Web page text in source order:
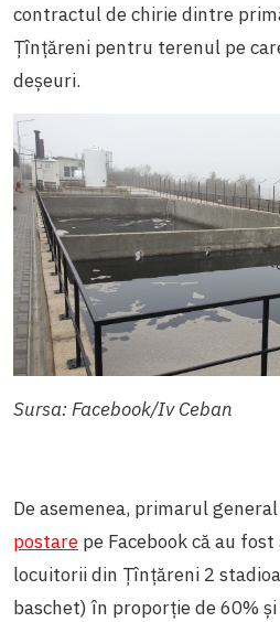
contractul de chirie dintre
Țînțăreni pentru terenul pe
deșeuri.
Sursa: Facebook/Iv Ceban
De asemenea, primarul
postare pe Facebook că au
locuitorii din Țînțăreni 2
baschet) în proporție de 60%